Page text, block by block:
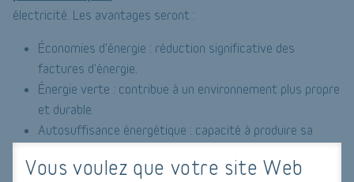
Vous voulez que votre site Web
électricité. Les avantages seront :
Économies d'énergie : réduction significative des
factures d'énergie.
Énergie verte : contribue à un environnement plus propre
et durable.
Autosuffisance énergétique : capacité à produire sa